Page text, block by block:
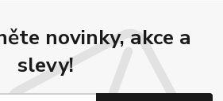
novinky, akce a
slevy!